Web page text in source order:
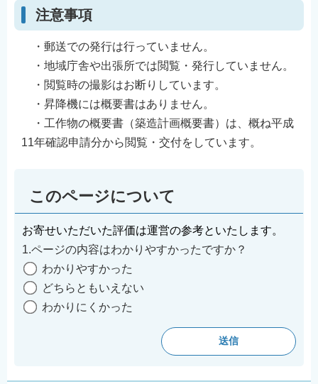
注意事項
・郵送での発行は行っていません。
・地域庁舎や出張所では閲覧・発行していません。
・閲覧時の撮影はお断りしています。
・昇降機には概要書はありません。
・工作物の概要書（築造計画概要書）は、概ね平成
11年確認申請分から閲覧・交付をしています。
このページについて
お寄せいただいた評価は運営の参考といたします。
1.ページの内容はわかりやすかったですか？
わかりやすかった
どちらともいえない
わかりにくかった